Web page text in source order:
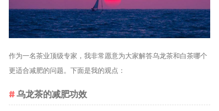
作为一名茶业顶级专家，我非常愿意为大家解答乌龙茶和白茶哪个
更适合减肥的问题。下面是我的观点：
乌龙茶的减肥功效
茶叶品种和
类别
花茶
茶叶生产和
制作